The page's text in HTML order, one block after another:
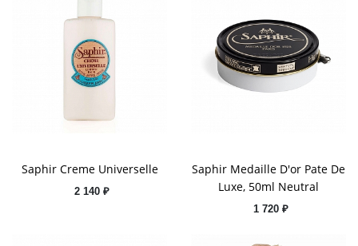
Saphir Creme Universelle
2 140 ₽
Saphir Medaille D'or Pate De
Luxe, 50ml Neutral
1 720 ₽